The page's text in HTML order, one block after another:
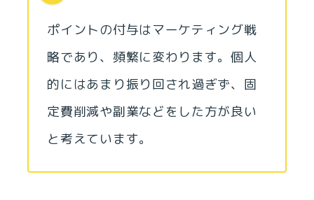
ポイントの付与はマーケティング戦
略であり、頻繁に変わります。個人
的にはあまり振り回され過ぎず、固
定費削減や副業などをした方が良い
と考えています。